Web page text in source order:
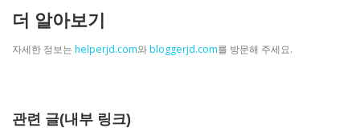
더 알아보기
자세한 정보는 helperjd.com와bloggerjd.com를 방문해 주세요.
관련 글(내부 링크)